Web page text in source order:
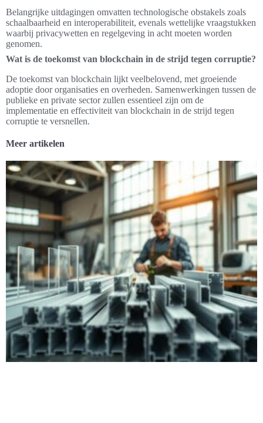
Belangrijke uitdagingen omvatten technologische obstakels zoals
schaalbaarheid en interoperabiliteit, evenals wettelijke vraagstukken
waarbij privacywetten en regelgeving in acht moeten worden
genomen.
Wat is de toekomst van blockchain in de strijd tegen corruptie?
De toekomst van blockchain lijkt veelbelovend, met groeiende
adoptie door organisaties en overheden. Samenwerkingen tussen de
publieke en private sector zullen essentieel zijn om de
implementatie en effectiviteit van blockchain in de strijd tegen
corruptie te versnellen.
Meer artikelen